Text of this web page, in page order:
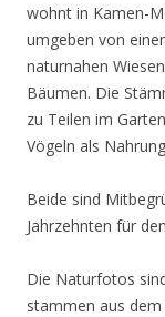
wohnt in Kamen-
umgeben von
naturnahen
Bäumen. Die
zu Teilen im
Vögeln als
Beide sind
Jahrzehnten für
Die Naturfotos
stammen aus